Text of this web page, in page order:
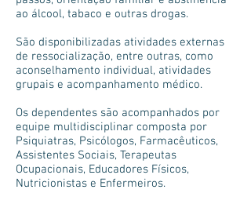
ao álcool, tabaco e outras drogas.
São disponibilizadas atividades externas
de ressocialização, entre outras, como
aconselhamento individual, atividades
grupais e acompanhamento médico.
Os dependentes são acompanhados por
equipe multidisciplinar composta por
Psiquiatras, Psicólogos, Farmacêuticos,
Assistentes Sociais, Terapeutas
Ocupacionais, Educadores Físicos,
Nutricionistas e Enfermeiros.